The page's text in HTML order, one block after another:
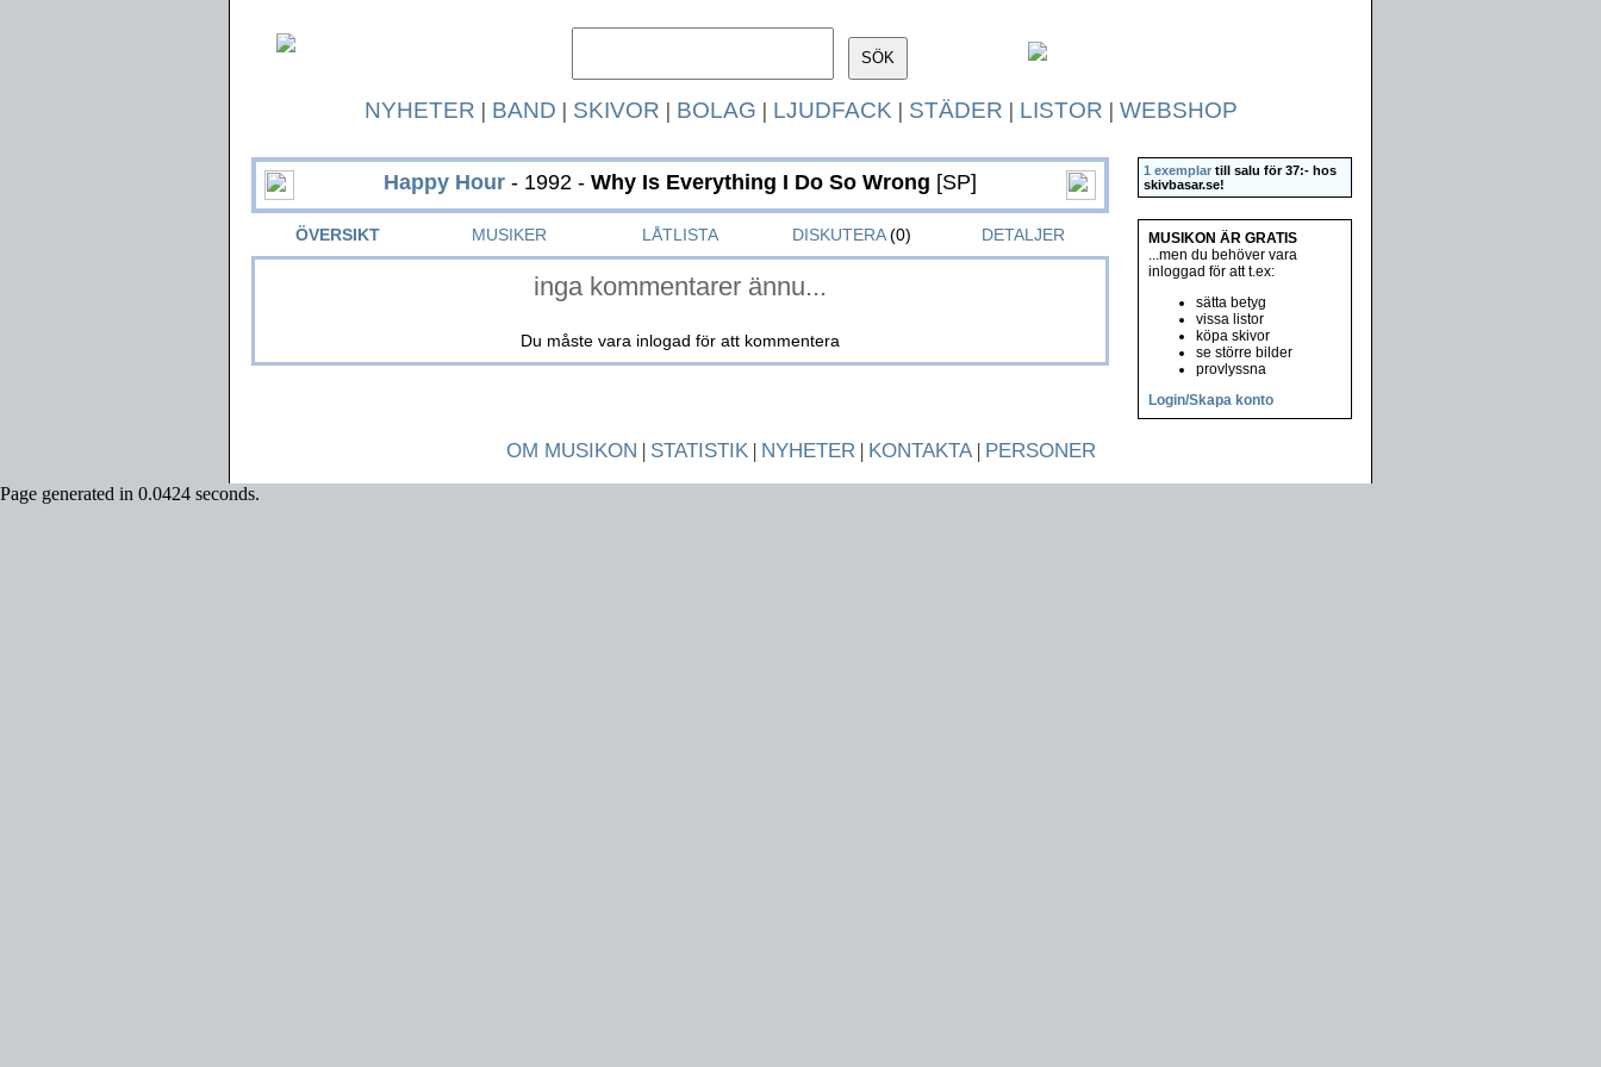
NYHETER | BAND | SKIVOR | BOLAG | LJUDFACK | STÄDER | LISTOR | WEBSHOP
Happy Hour - 1992 - Why Is Everything I Do So Wrong [SP]
ÖVERSIKT MUSIKER LÅTLISTA DISKUTERA(0) DETALJER
inga kommentarer ännu...
Du måste vara inlogad för att kommentera
1 exemplar till salu för 37:- hos
skivbasar.se!
MUSIKON ÄR GRATIS
...men du behöver vara
inloggad för att t.ex:
sätta betyg
vissa listor
köpa skivor
se större bilder
provlyssna
Login/Skapa konto
OM MUSIKON | STATISTIK| NYHETER| KONTAKTA| PERSONER
Page generated in 0.0424 seconds.